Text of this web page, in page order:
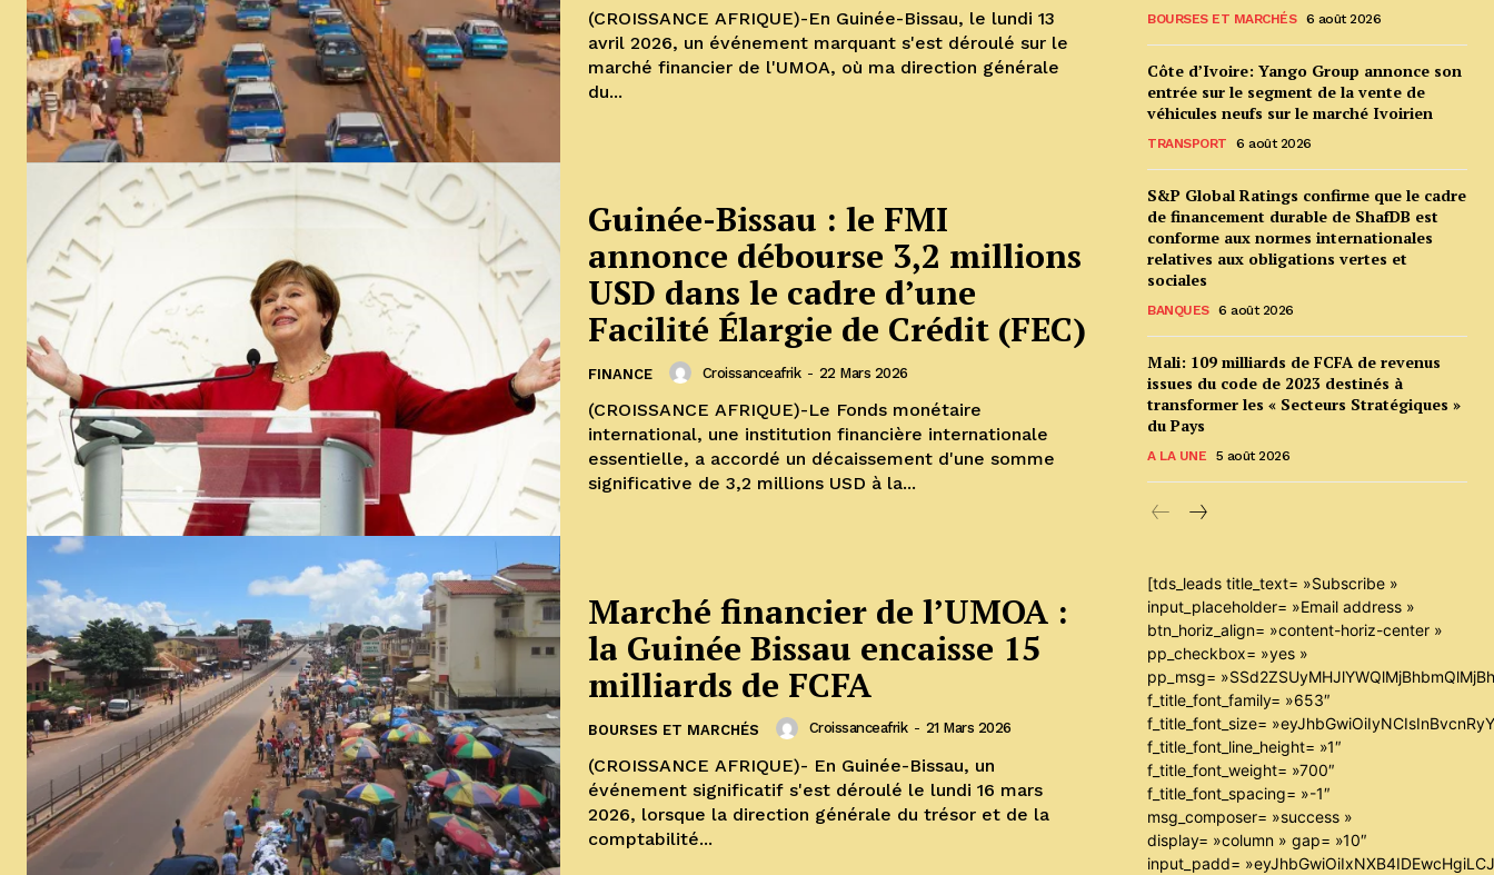
(CROISSANCE AFRIQUE)-En Guinée-Bissau, le lundi 13
avril 2026, un événement marquant s'est déroulé sur le
marché financier de l'UMOA, où ma direction générale
du...
Guinée-Bissau : le FMI
annonce débourse 3,2 millions
USD dans le cadre d’une
Facilité Élargie de Crédit (FEC)
FINANCE Croissanceafrik - 22 Mars 2026
(CROISSANCE AFRIQUE)-Le Fonds monétaire
international, une institution financière internationale
essentielle, a accordé un décaissement d'une somme
significative de 3,2 millions USD à la...
Marché financier de l’UMOA :
la Guinée Bissau encaisse 15
milliards de FCFA
BOURSES ET MARCHÉS Croissanceafrik - 21 Mars 2026
(CROISSANCE AFRIQUE)- En Guinée-Bissau, un
événement significatif s'est déroulé le lundi 16 mars
2026, lorsque la direction générale du trésor et de la
comptabilité...
BOURSES ET MARCHÉS 6 août 2026
Côte d’Ivoire: Yango Group annonce son
entrée sur le segment de la vente de
véhicules neufs sur le marché Ivoirien
TRANSPORT 6 août 2026
S&P Global Ratings confirme que le cadre
de financement durable de ShafDB est
conforme aux normes internationales
relatives aux obligations vertes et
sociales
BANQUES 6 août 2026
Mali: 109 milliards de FCFA de revenus
issues du code de 2023 destinés à
transformer les « Secteurs Stratégiques »
du Pays
A LA UNE 5 août 2026
[tds_leads title_text= »Subscribe »
input_placeholder= »Email address »
btn_horiz_align= »content-horiz-center »
pp_checkbox= »yes »
pp_msg=
f_title_font_family= »653″
f_title_font_size=
f_title_font_line_height= »1″
f_title_font_weight= »700″
f_title_font_spacing= »-1″
msg_composer= »success »
display= »column » gap= »10″
input_padd=